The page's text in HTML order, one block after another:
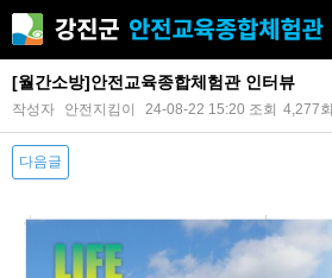
[월간소방]안전교육종합체험관 인터뷰
작성자 안전지킴이 24-08-22 15:20 조회 4,277회
다음글
본문